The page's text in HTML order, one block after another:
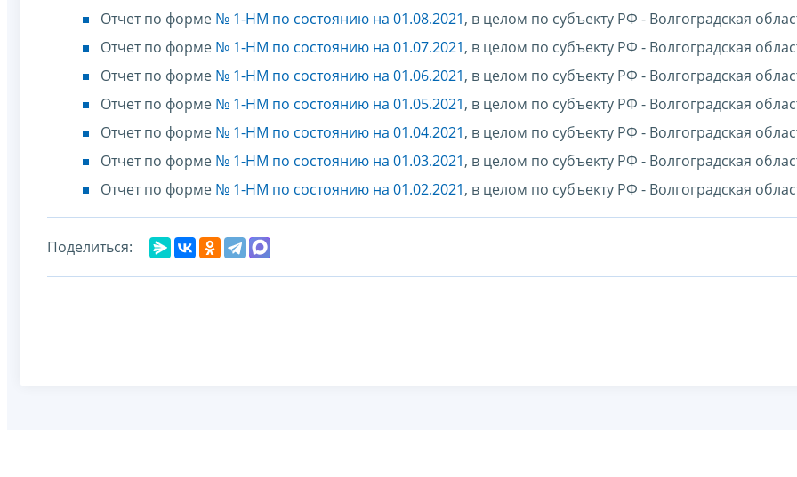
Отчет по форме № 1-НМ по состоянию на 01.08.2021, в целом по субъекту РФ - Волгоградская
Отчет по форме № 1-НМ по состоянию на 01.07.2021, в целом по субъекту РФ - Волгоградская
Отчет по форме № 1-НМ по состоянию на 01.06.2021, в целом по субъекту РФ - Волгоградская
Отчет по форме № 1-НМ по состоянию на 01.05.2021, в целом по субъекту РФ - Волгоградская
Отчет по форме № 1-НМ по состоянию на 01.04.2021, в целом по субъекту РФ - Волгоградская
Отчет по форме № 1-НМ по состоянию на 01.03.2021, в целом по субъекту РФ - Волгоградская
Отчет по форме № 1-НМ по состоянию на 01.02.2021, в целом по субъекту РФ - Волгоградская
Поделиться: